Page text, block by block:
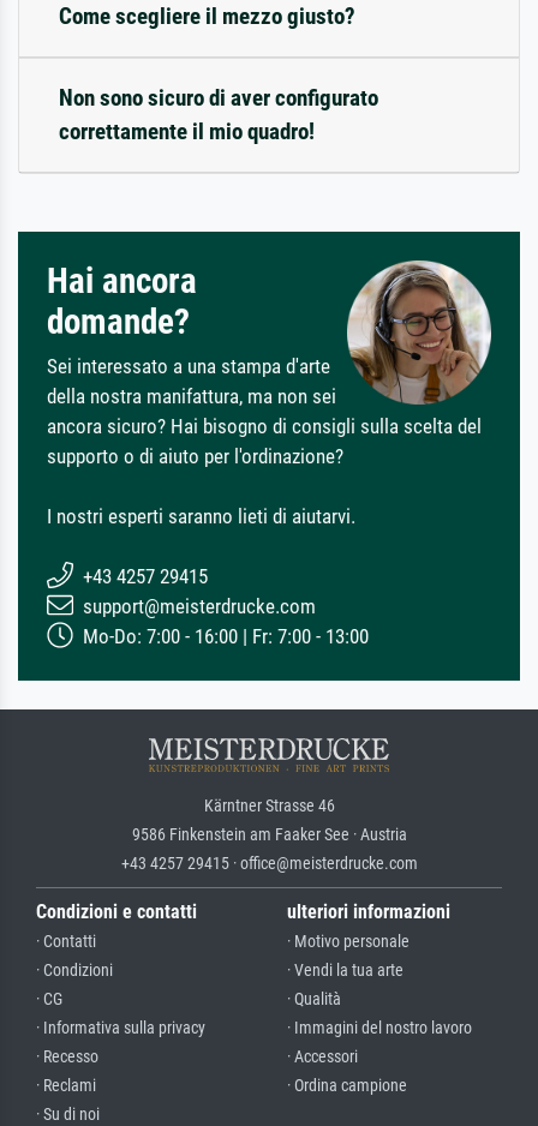
Come scegliere il mezzo giusto?
Non sono sicuro di aver configurato
correttamente il mio quadro!
Hai ancora
domande?
Sei interessato a una stampa d'arte
della nostra manifattura, ma non sei
ancora sicuro? Hai bisogno di consigli sulla scelta del
supporto o di aiuto per l'ordinazione?
I nostri esperti saranno lieti di aiutarvi.
+43 4257 29415
support@meisterdrucke.com
Mo-Do: 7:00 - 16:00 | Fr: 7:00 - 13:00
Kärntner Strasse 46
9586 Finkenstein am Faaker See · Austria
+43 4257 29415 · office@meisterdrucke.com
Condizioni e contatti
· Contatti
· Condizioni
· CG
· Informativa sulla privacy
· Recesso
· Reclami
· Su di noi
ulteriori informazioni
· Motivo personale
· Vendi la tua arte
· Qualità
· Immagini del nostro lavoro
· Accessori
· Ordina campione